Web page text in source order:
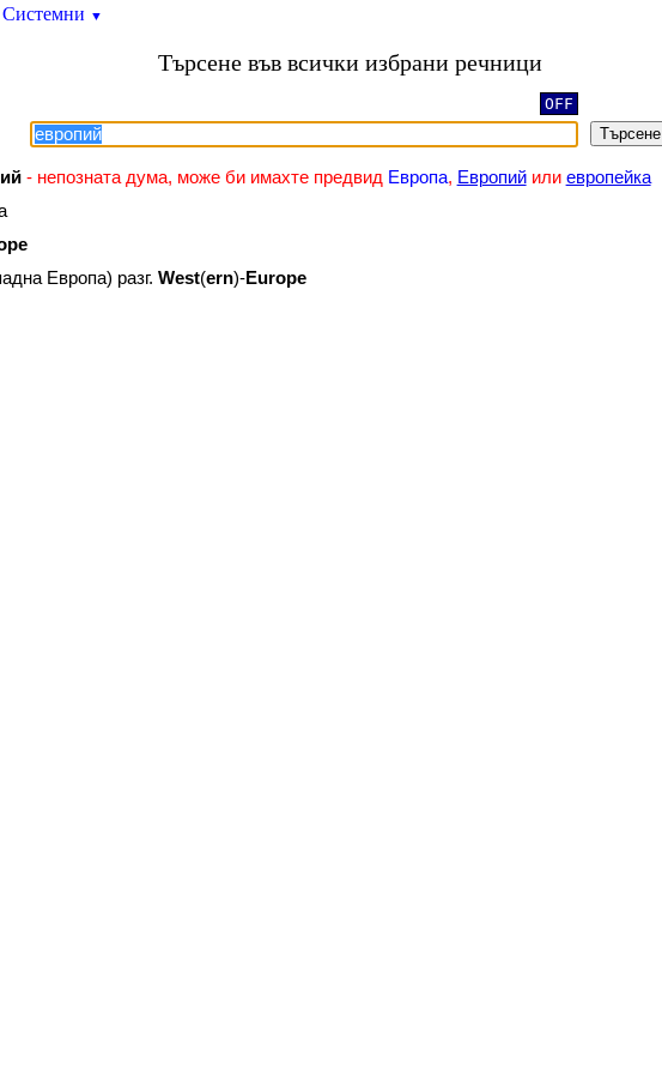
Системни ▼
Търсене във всички избрани речници
OFF
Търсене
- непозната дума, може би имахте предвид Европа, Европийили европейка
Европа) разг. West(ern)-Europe